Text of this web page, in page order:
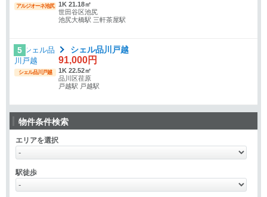
アルジオーネ池尻
1K 21.18㎡
世田谷区池尻
池尻大橋駅 三軒茶屋駅
5
シェル品川戸越
シェル品川戸越
91,000円
1K 22.52㎡
品川区荏原
戸越駅 戸越駅
物件条件検索
エリアを選択
駅徒歩